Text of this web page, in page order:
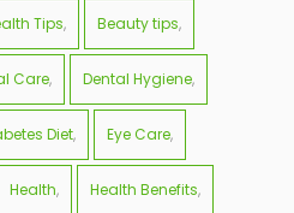
Tips Beauty tips
Care Dental Hygiene
Diet Eye Care
Health Health Benefits